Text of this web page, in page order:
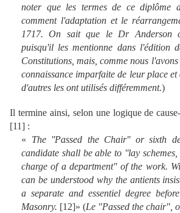
noter que les termes de ce diplôme
comment l'adaptation et le
1717. On sait que le Dr Anderson
puisqu'il les mentionne dans l'édition
Constitutions, mais, comme nous
connaissance imparfaite de leur place
d'autres les ont utilisés différemment.)
Il termine ainsi, selon une logique de
[11] :
« The ''Passed the Chair'' or sixth
candidate shall be able to ''lay
charge of a department'' of the work.
can be understood why the antients
a separate and essentiel degree
Masonry. [12]» (Le "Passed the chair",